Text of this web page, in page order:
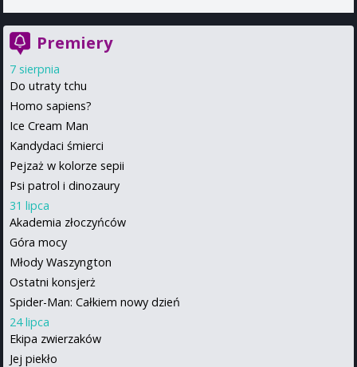
Premiery
7 sierpnia
Do utraty tchu
Homo sapiens?
Ice Cream Man
Kandydaci śmierci
Pejzaż w kolorze sepii
Psi patrol i dinozaury
31 lipca
Akademia złoczyńców
Góra mocy
Młody Waszyngton
Ostatni konsjerż
Spider-Man: Całkiem nowy dzień
24 lipca
Ekipa zwierzaków
Jej piekło